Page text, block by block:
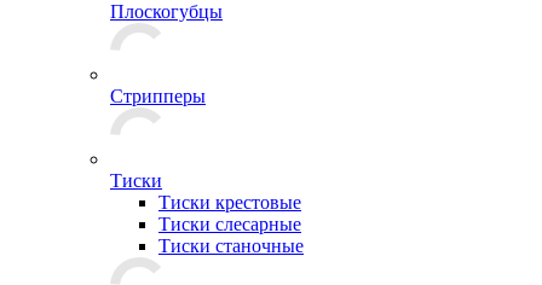
Плоскогубцы
Стрипперы
Тиски
Тиски крестовые
Тиски слесарные
Тиски станочные